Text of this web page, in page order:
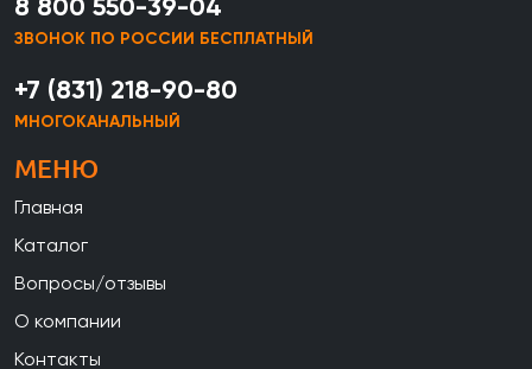
8 800 550-39-04
ЗВОНОК ПО РОССИИ БЕСПЛАТНЫЙ
+7 (831) 218-90-80
МНОГОКАНАЛЬНЫЙ
МЕНЮ
Главная
Каталог
Вопросы/отзывы
О компании
Контакты